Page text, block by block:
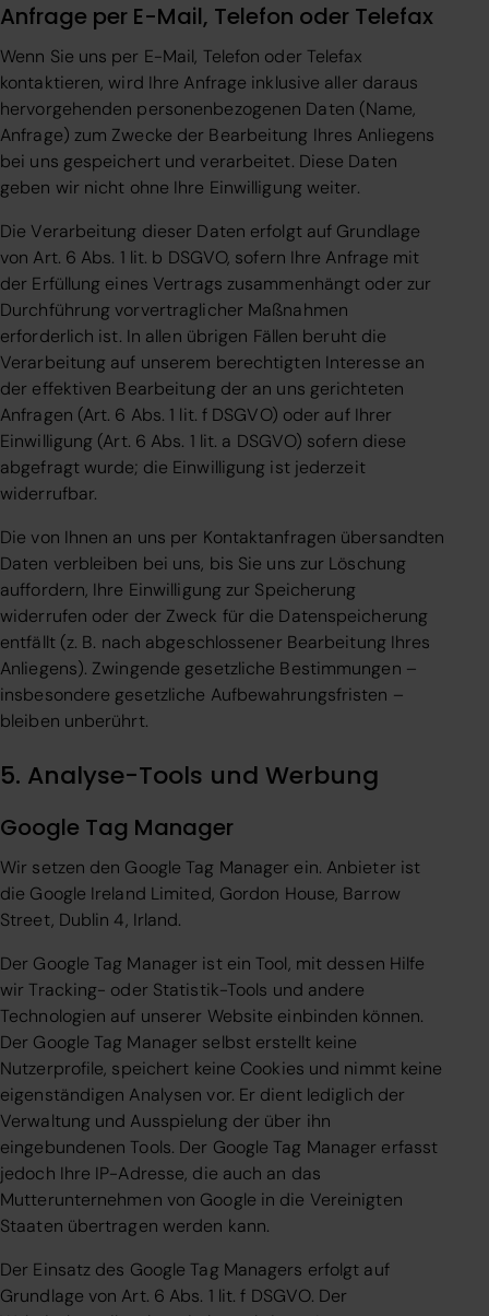
Anfrage per E-Mail, Telefon oder Telefax
Wenn Sie uns per E-Mail, Telefon oder Telefax
kontaktieren, wird Ihre Anfrage inklusive aller daraus
hervorgehenden personenbezogenen Daten (Name,
Anfrage) zum Zwecke der Bearbeitung Ihres Anliegens
bei uns gespeichert und verarbeitet. Diese Daten
geben wir nicht ohne Ihre Einwilligung weiter.
Die Verarbeitung dieser Daten erfolgt auf Grundlage
von Art. 6 Abs. 1 lit. b DSGVO, sofern Ihre Anfrage mit
der Erfüllung eines Vertrags zusammenhängt oder zur
Durchführung vorvertraglicher Maßnahmen
erforderlich ist. In allen übrigen Fällen beruht die
Verarbeitung auf unserem berechtigten Interesse an
der effektiven Bearbeitung der an uns gerichteten
Anfragen (Art. 6 Abs. 1 lit. f DSGVO) oder auf Ihrer
Einwilligung (Art. 6 Abs. 1 lit. a DSGVO) sofern diese
abgefragt wurde; die Einwilligung ist jederzeit
widerrufbar.
Die von Ihnen an uns per Kontaktanfragen übersandten
Daten verbleiben bei uns, bis Sie uns zur Löschung
auffordern, Ihre Einwilligung zur Speicherung
widerrufen oder der Zweck für die Datenspeicherung
entfällt (z. B. nach abgeschlossener Bearbeitung Ihres
Anliegens). Zwingende gesetzliche Bestimmungen –
insbesondere gesetzliche Aufbewahrungsfristen –
bleiben unberührt.
5. Analyse-Tools und Werbung
Google Tag Manager
Wir setzen den Google Tag Manager ein. Anbieter ist
die Google Ireland Limited, Gordon House, Barrow
Street, Dublin 4, Irland.
Der Google Tag Manager ist ein Tool, mit dessen Hilfe
wir Tracking- oder Statistik-Tools und andere
Technologien auf unserer Website einbinden können.
Der Google Tag Manager selbst erstellt keine
Nutzerprofile, speichert keine Cookies und nimmt keine
eigenständigen Analysen vor. Er dient lediglich der
Verwaltung und Ausspielung der über ihn
eingebundenen Tools. Der Google Tag Manager erfasst
jedoch Ihre IP-Adresse, die auch an das
Mutterunternehmen von Google in die Vereinigten
Staaten übertragen werden kann.
Der Einsatz des Google Tag Managers erfolgt auf
Grundlage von Art. 6 Abs. 1 lit. f DSGVO. Der